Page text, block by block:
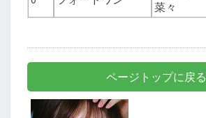
菜々
ページトップに戻る